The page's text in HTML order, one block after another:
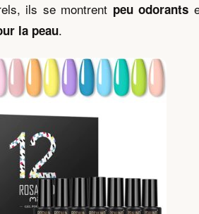
ils se montrent peu odorants
la peau.